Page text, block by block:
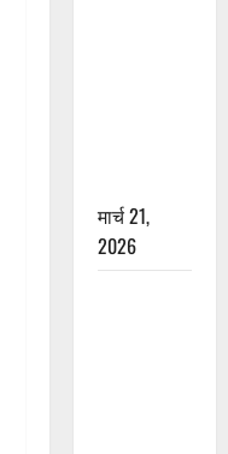
मार्च 21,
2026